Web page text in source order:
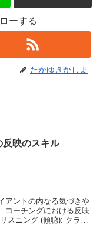
ーする
たかゆきかしま
反映のスキル
アントの内なる気づきや
コーチングにおける反映
スニング (傾聴): クライ